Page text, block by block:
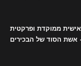
ממוקדת ופרקטית